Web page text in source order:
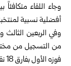
وجاء اللقاء
أفضلية نسبية
وفي الربعين الثالث
من التسجيل من
فوزه الأول بفارق 18 نقطة.‏